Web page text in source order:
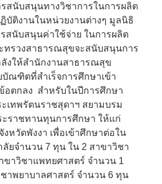
สนับสนุนทางวิชาการในการผลิต
บัติงานในหน่วยงานต่างๆ มูลนิธิ
สนับสนุนค่าใช้จ่าย ในการผลิต
รวงสาธารณสุขจะสนับสนุนการ
ลังให้สำนักงานสาธารณสุข
บัณฑิตที่สำเร็จการศึกษาเข้า
อตกลง สำหรับในปีการศึกษา
ะเทพรัตนราชสุดาฯ สยามบรม
ะราชทานทุนการศึกษา ให้แก่
งหวัดพังงา เพื่อเข้าศึกษาต่อใน
ยจำนวน 7 ทุน ใน 2 สาขาวิชา
ขาวิชาแพทยศาสตร์ จำนวน 1
าพยาบาลศาสตร์ จำนวน 6 ทุน